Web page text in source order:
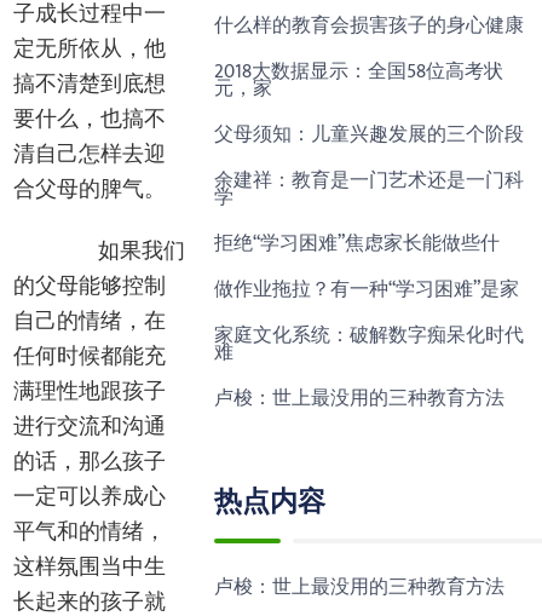
子成长过程中一
定无所依从，他
搞不清楚到底想
要什么，也搞不
清自己怎样去迎
合父母的脾气。
如果我们
的父母能够控制
自己的情绪，在
任何时候都能充
满理性地跟孩子
进行交流和沟通
的话，那么孩子
一定可以养成心
平气和的情绪，
这样氛围当中生
长起来的孩子就
什么样的教育会损害孩子的身心健康
2018大数据显示：全国58位高考状
元，家
父母须知：儿童兴趣发展的三个阶段
余建祥：教育是一门艺术还是一门科
学
拒绝“学习困难”焦虑家长能做些什
做作业拖拉？有一种“学习困难”是家
家庭文化系统：破解数字痴呆化时代
难
卢梭：世上最没用的三种教育方法
热点内容
卢梭：世上最没用的三种教育方法